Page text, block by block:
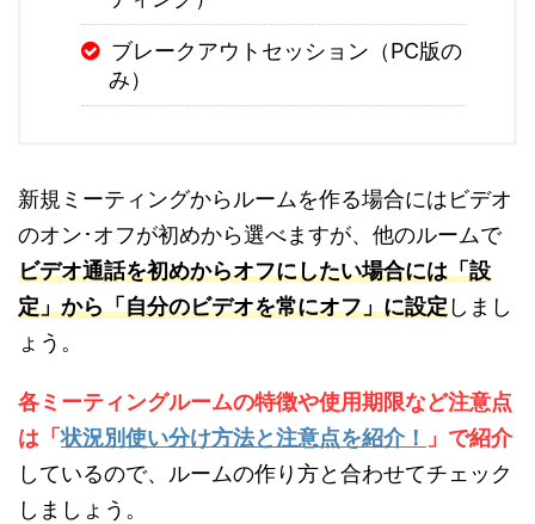
ブレークアウトセッション（PC版の
み）
新規ミーティングからルームを作る場合にはビデオ
のオン･オフが初めから選べますが、他のルームで
ビデオ通話を初めからオフにしたい場合には「設
定」から「自分のビデオを常にオフ」に設定しまし
ょう。
各ミーティングルームの特徴や使用期限など注意点
は「状況別使い分け方法と注意点を紹介！
」で紹介
しているので、ルームの作り方と合わせてチェック
しましょう。